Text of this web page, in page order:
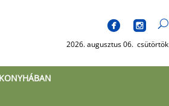
2026. augusztus 06. csütörtök